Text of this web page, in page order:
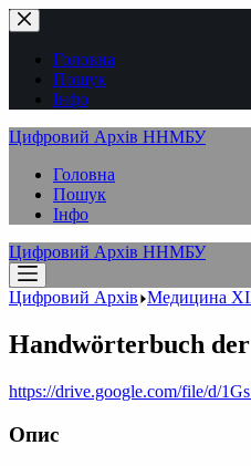
Перейти
до
вмістуГоловна
Пошук
Інфо
Цифровий Архів ННМБУ
Головна
Пошук
Інфо
Цифровий Архів ННМБУ
Цифровий Архів Медицина
Handwörterbuch
https://drive.google.com/file/d/
Опис